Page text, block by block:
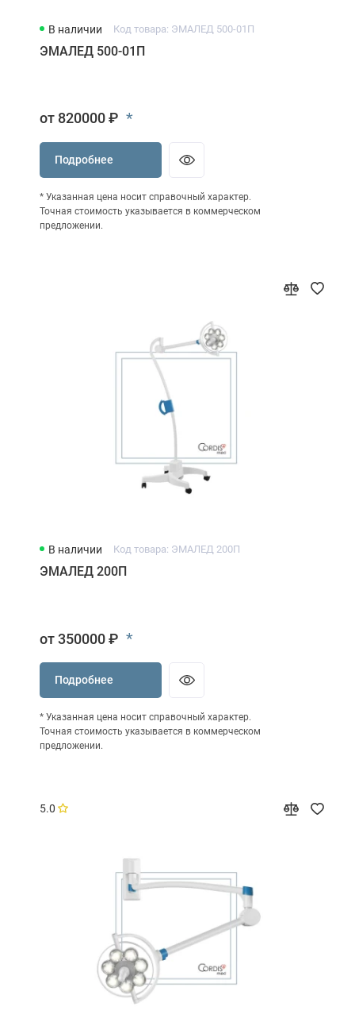
В наличии Код товара: ЭМАЛЕД 500-01П
ЭМАЛЕД 500-01П
от 820000 ₽ *
Подробнее
* Указанная цена носит справочный характер.
Точная стоимость указывается в коммерческом
предложении.
В наличии Код товара: ЭМАЛЕД 200П
ЭМАЛЕД 200П
от 350000 ₽ *
Подробнее
* Указанная цена носит справочный характер.
Точная стоимость указывается в коммерческом
предложении.
5.0